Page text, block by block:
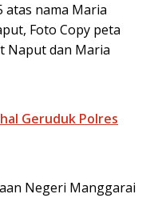
atas nama Maria
Foto Copy peta
Naput dan Maria
Geruduk Polres
Negeri Manggarai